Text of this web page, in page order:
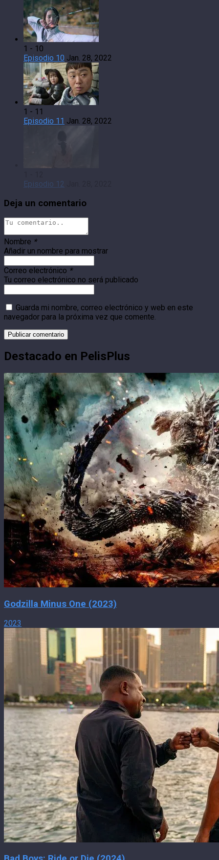
1 - 10
Episodio 10 Jan. 28, 2022
1 - 11
Episodio 11 Jan. 28, 2022
Episodio 12
Deja un comentario
Nombre *
Añadir un nombre para mostrar
Correo electrónico *
Tu correo electrónico no será publicado
Guarda mi nombre, correo electrónico y web en este
navegador para la próxima vez que comente.
Destacado en PelisPlus
Godzilla Minus One (2023)
2023